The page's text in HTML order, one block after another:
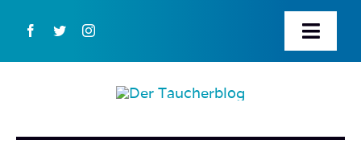
Inhalt
springen